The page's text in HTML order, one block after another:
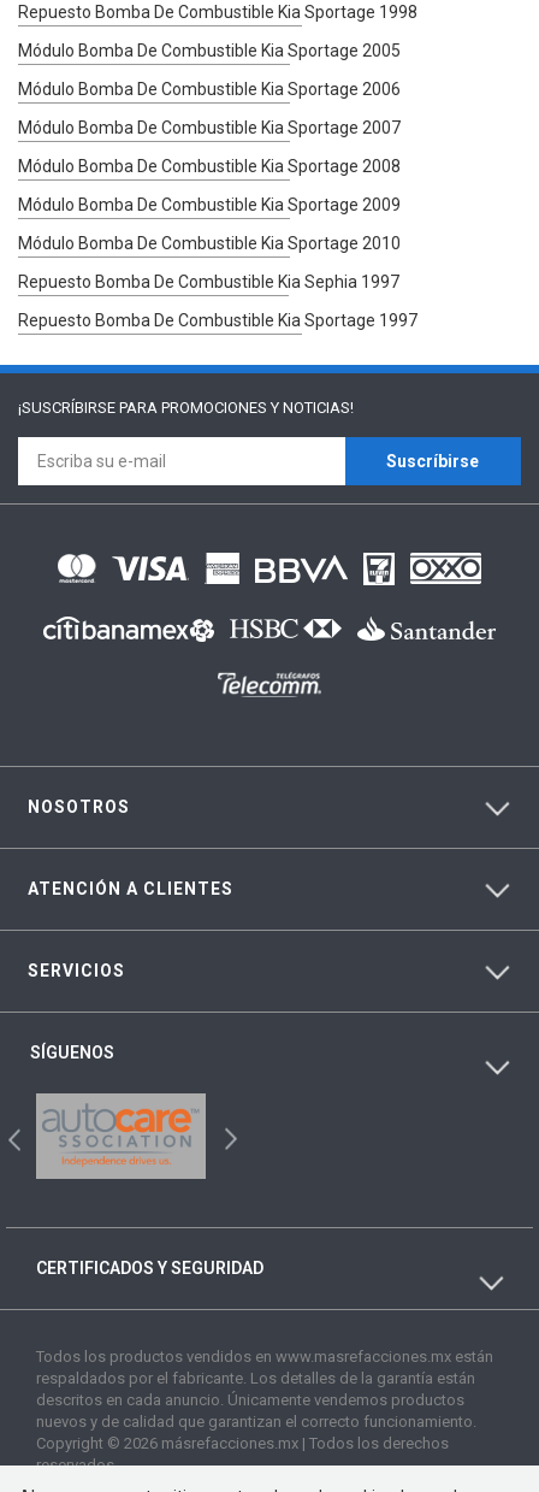
Repuesto Bomba De Combustible Kia Sportage 1998
Módulo Bomba De Combustible Kia Sportage 2005
Módulo Bomba De Combustible Kia Sportage 2006
Módulo Bomba De Combustible Kia Sportage 2007
Módulo Bomba De Combustible Kia Sportage 2008
Módulo Bomba De Combustible Kia Sportage 2009
Módulo Bomba De Combustible Kia Sportage 2010
Repuesto Bomba De Combustible Kia Sephia 1997
Repuesto Bomba De Combustible Kia Sportage 1997
¡SUSCRÍBIRSE PARA PROMOCIONES Y NOTICIAS!
Suscríbirse
NOSOTROS
ATENCIÓN A CLIENTES
SERVICIOS
SÍGUENOS
CERTIFICADOS Y SEGURIDAD
Todos los productos vendidos en www.masrefacciones.mx están
respaldados por el fabricante. Los detalles de la garantía están
descritos en cada anuncio. Únicamente vendemos productos
nuevos y de calidad que garantizan el correcto funcionamiento.
Copyright © 2026 másrefacciones.mx | Todos los derechos
reservados